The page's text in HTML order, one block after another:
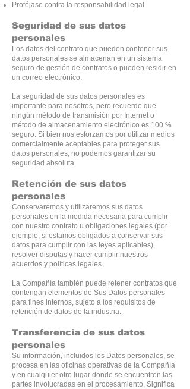
Protéjase contra la responsabilidad legal
Seguridad de sus datos
personales
Los datos del contrato que pueden contener sus
datos personales se almacenan en un sistema
seguro de gestión de contratos o pueden residir en
un correo electrónico.
La seguridad de sus datos personales es
importante para nosotros, pero recuerde que
ningún método de transmisión por Internet o
método de almacenamiento electrónico es 100 %
seguro. Si bien nos esforzamos por utilizar medios
comercialmente aceptables para proteger sus
datos personales, no podemos garantizar su
seguridad absoluta.
Retención de sus datos
personales
Conservaremos y utilizaremos sus datos
personales en la medida necesaria para cumplir
con nuestro contrato u obligaciones legales (por
ejemplo, si estamos obligados a conservar sus
datos para cumplir con las leyes aplicables),
resolver disputas y hacer cumplir nuestros
acuerdos y políticas legales.
La Compañía también puede retener contratos que
contengan elementos de Sus Datos personales
para fines internos, sujeto a los requisitos de
retención de datos de la industria.
Transferencia de sus datos
personales
Su información, incluidos los Datos personales, se
procesa en las oficinas operativas de la Compañía
y en cualquier otro lugar donde se encuentren las
partes involucradas en el procesamiento. Significa